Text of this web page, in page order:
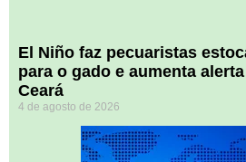
El Niño faz pecuaristas
para o gado e aumenta
Ceará
4 de agosto de 2026